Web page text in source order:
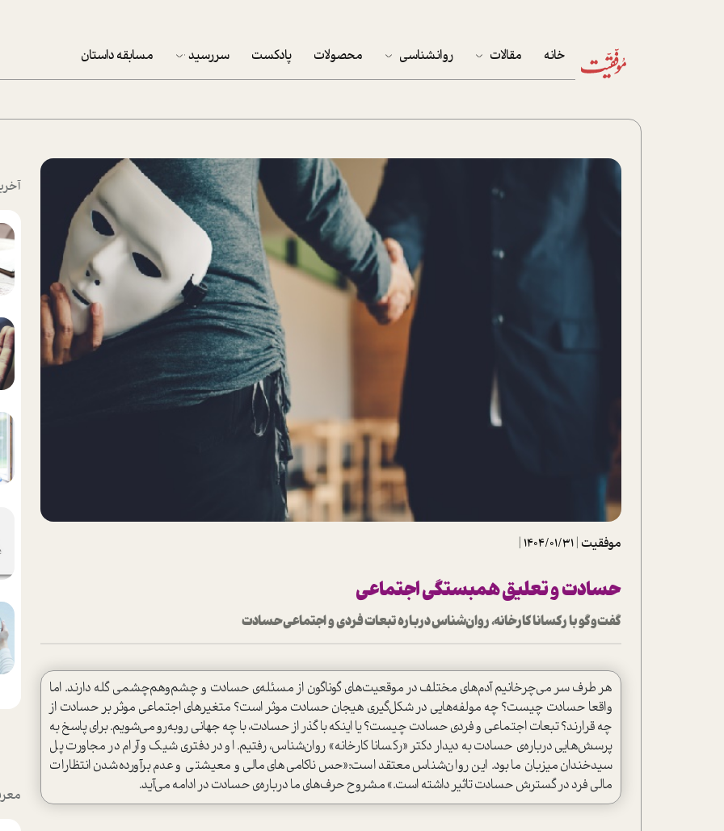
خانه مقالات
نوجوان
شیوانا
روانشناسی محصولات پادکست سررسید
پکيج نوروزي موفقيت
تقویم رومیزی
تقویم دیواری
مسابقه داستان
موفقیت |
1404/01/31
|
حسادت و تعلیق همبستگی اجتماعی
گفت‌وگو با رکسانا کارخانه، روان‌شناس درباره تبعات فردی و اجتماعی حسادت
هر طرف سر می‌چرخانیم آدم‌های مختلف در موقعیت‌های گوناگون از مسئله‌ی حسادت و چشم‌و‌هم‌چشمی گله دارند. اما
واقعا حسادت چیست؟ چه مولفه‌هایی در شکل‌گیری هیجان حسادت موثر است؟ متغیر‌های اجتماعی موثر بر حسادت از
چه قرارند؟ تبعات اجتماعی و فردی حسادت چیست؟ یا اینکه با گذر از حسادت، با چه جهانی روبه‌رو می‌شویم. برای پاسخ به
پرسش‌هایی درباره‌ی حسادت به دیدار دکتر «رکسانا کارخانه» روان‌شناس، رفتیم. او در دفتری شیک و آرام در مجاورت پل
سیدخندان میزبان ما بود. این روان‌شناس معتقد است:«حس ناکامی‌های مالی و معیشتی و عدم برآورده‌شدن انتظارات
مالی فرد در گسترش حسادت تاثیر داشته است.» مشروح حرف‌های ما درباره‌ی حسادت در ادامه می‌آید.